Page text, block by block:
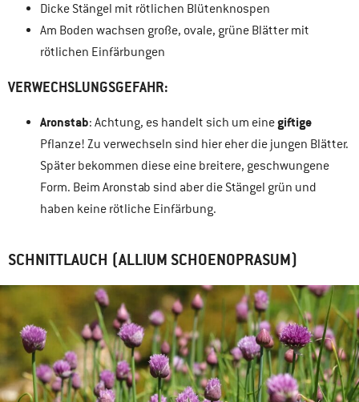
Dicke Stängel mit rötlichen Blütenknospen
Am Boden wachsen große, ovale, grüne Blätter mit
rötlichen Einfärbungen
VERWECHSLUNGSGEFAHR:
Aronstab: Achtung, es handelt sich um einegiftige
Pflanze! Zu verwechseln sind hier eher die jungen Blätter.
Später bekommen diese eine breitere, geschwungene
Form. Beim Aronstab sind aber die Stängel grün und
haben keine rötliche Einfärbung.
SCHNITTLAUCH (ALLIUM SCHOENOPRASUM)